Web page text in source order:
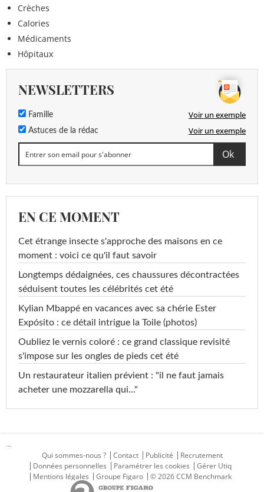
Crèches
Calories
Médicaments
Hôpitaux
NEWSLETTERS
Famille Voir un exemple
Astuces de la rédac Voir un exemple
EN CE MOMENT
Cet étrange insecte s'approche des maisons en ce
moment : voici ce qu'il faut savoir
Longtemps dédaignées, ces chaussures décontractées
séduisent toutes les célébrités cet été
Kylian Mbappé en vacances avec sa chérie Ester
Expósito : ce détail intrigue la Toile (photos)
Oubliez le vernis coloré : ce grand classique revisité
s'impose sur les ongles de pieds cet été
Un restaurateur italien prévient : "il ne faut jamais
acheter une mozzarella qui..."
...
Qui sommes-nous ?
Contact Publicité
Recrutement
Données personnelles
Paramétrer les cookies
Gérer Utiq
Mentions légales
Groupe Figaro © 2026 CCM Benchmark